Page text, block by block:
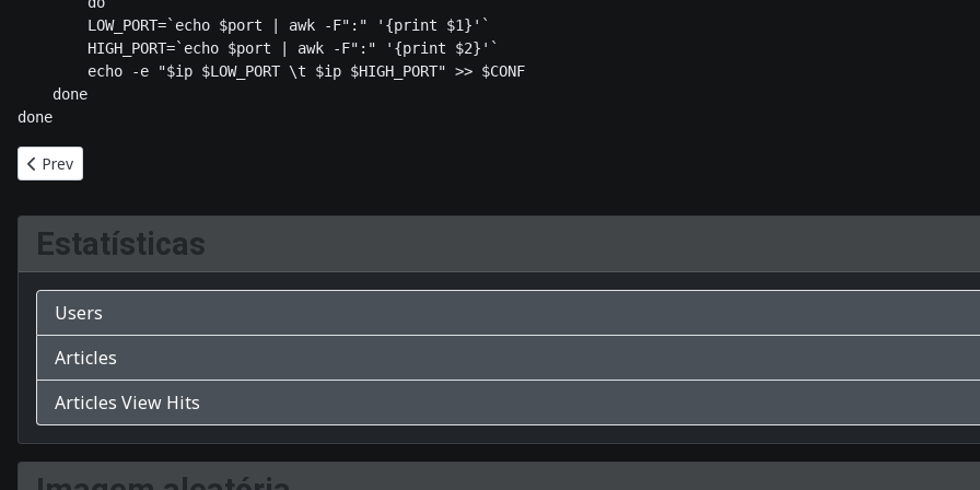
        LOW_PORT=`echo $port | awk -F":" '{print $1}'`
        HIGH_PORT=`echo $port | awk -F":" '{print $2}'`
        echo -e "$ip $LOW_PORT \t $ip $HIGH_PORT" >> $CONF
    done
Previous article: Usando Gnuplot
Prev
Estatísticas
Users
Articles
Articles View Hits